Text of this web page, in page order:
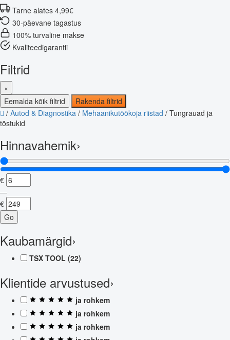
Tarne alates 4,99€
30-päevane tagastus
100% turvaline makse
Kvaliteedigarantii
Filtrid
×
Eemalda kõik filtrid
Rakenda filtrid
/ Autod & Diagnostika / Mehaanikutöökoja riistad / Tungrauad ja
tõstukid
Hinnavahemik›
€
—
€
Go
Kaubamärgid›
TSX TOOL (22)
Klientide arvustused›
ja rohkem
ja rohkem
ja rohkem